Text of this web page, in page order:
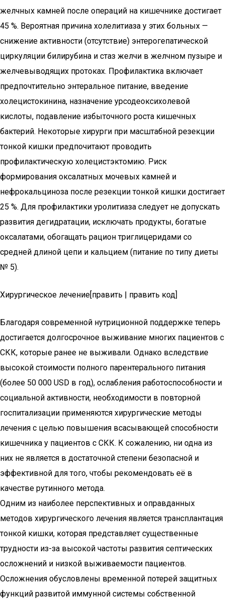
желчных камней после операций на кишечнике достигает
45 %. Вероятная причина холелитиаза у этих больных —
снижение активности (отсутствие) энтерогепатической
циркуляции билирубина и стаз желчи в желчном пузыре и
желчевыводящих протоках. Профилактика включает
предпочтительно энтеральное питание, введение
холецистокинина, назначение урсодеоксихолевой
кислоты, подавление избыточного роста кишечных
бактерий. Некоторые хирурги при масштабной резекции
тонкой кишки предпочитают проводить
профилактическую холецистэктомию. Риск
формирования оксалатных мочевых камней и
нефрокальциноза после резекции тонкой кишки достигает
25 %. Для профилактики уролитиаза следует не допускать
развития дегидратации, исключать продукты, богатые
оксалатами, обогащать рацион триглицеридами со
средней длиной цепи и кальцием (питание по типу диеты
№ 5).
Хирургическое лечение[править | править код]
Благодаря современной нутриционной поддержке теперь
достигается долгосрочное выживание многих пациентов с
СКК, которые ранее не выживали. Однако вследствие
высокой стоимости полного парентерального питания
(более 50 000 USD в год), ослабления работоспособности и
социальной активности, необходимости в повторной
госпитализации применяются хирургические методы
лечения с целью повышения всасывающей способности
кишечника у пациентов с СКК. К сожалению, ни одна из
них не является в достаточной степени безопасной и
эффективной для того, чтобы рекомендовать её в
качестве рутинного метода.
Одним из наиболее перспективных и оправданных
методов хирургического лечения является трансплантация
тонкой кишки, которая представляет существенные
трудности из-за высокой частоты развития септических
осложнений и низкой выживаемости пациентов.
Осложнения обусловлены временной потерей защитных
функций развитой иммунной системы собственной